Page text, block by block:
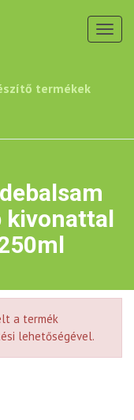
termékek
kivonattal
a termék
lehetőségével.